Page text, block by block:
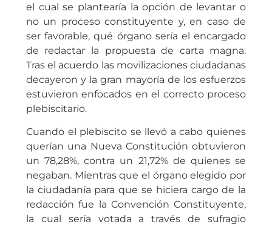
el cual se plantearía la opción de levantar o
no un proceso constituyente y, en caso de
ser favorable, qué órgano sería el encargado
de redactar la propuesta de carta magna.
Tras el acuerdo las movilizaciones ciudadanas
decayeron y la gran mayoría de los esfuerzos
estuvieron enfocados en el correcto proceso
plebiscitario.
Cuando el plebiscito se llevó a cabo quienes
querían una Nueva Constitución obtuvieron
un 78,28%, contra un 21,72% de quienes se
negaban. Mientras que el órgano elegido por
la ciudadanía para que se hiciera cargo de la
redacción fue la Convención Constituyente,
la cual sería votada a través de sufragio